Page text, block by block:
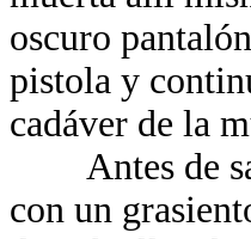
oscuro
pistola y
cadáver de la
Antes de
con un